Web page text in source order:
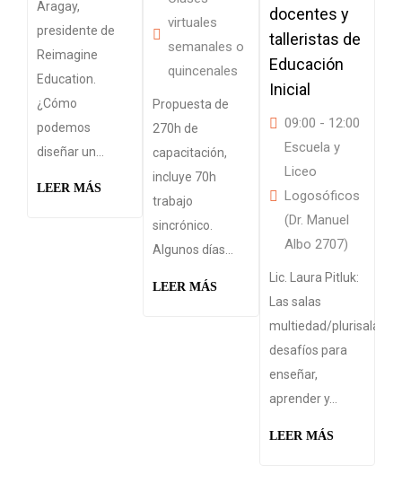
Aragay,
presidente de
Reimagine
Education.
¿Cómo
podemos
diseñar un...
LEER MÁS
virtuales
semanales o
quincenales
Propuesta de
270h de
capacitación,
incluye 70h
trabajo
sincrónico.
Algunos días...
LEER MÁS
docentes y
talleristas de
Educación
Inicial
09:00 - 12:00
Escuela y
Liceo
Logosóficos
(Dr. Manuel
Albo 2707)
Lic. Laura Pitluk:
Las salas
multiedad/plurisalas:
desafíos para
enseñar,
aprender y...
LEER MÁS